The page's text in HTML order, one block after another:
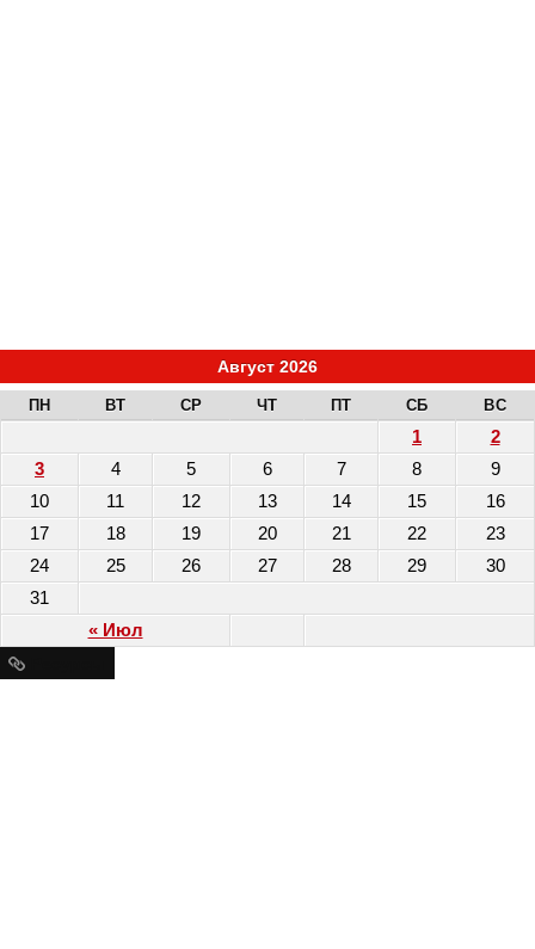
Август 2026
ПН ВТ СР ЧТ ПТ СБ ВС
« Июл
1
2
3
4 5 6 7 8
9
10
11 12 13 14 15
16
17
18 19 20 21 22
23
24
25 26 27 28 29
30
31